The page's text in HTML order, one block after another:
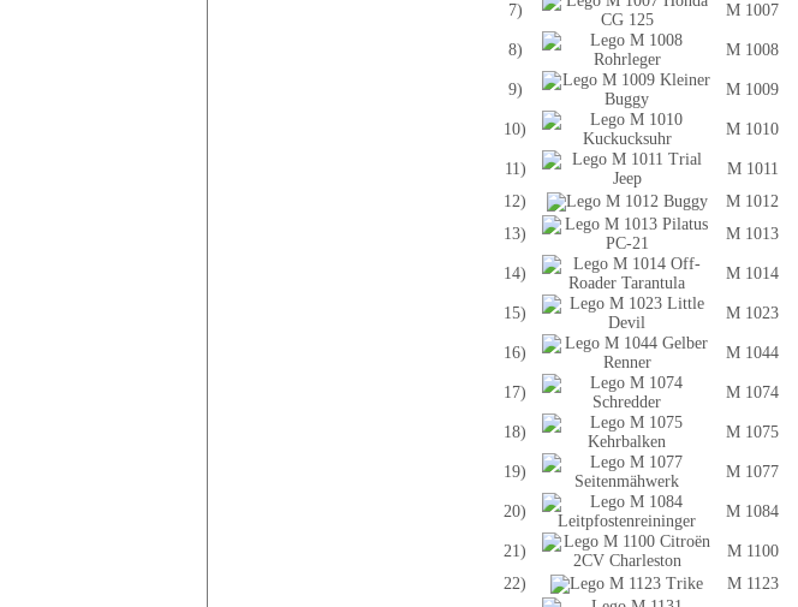
7) M 1007
8) M 1008
9) M 1009
10) M 1010
11) M 1011
12)
M 1012
13)
M 1013
14) M 1014
15) M 1023
16) M 1044
17) M 1074
18) M 1075
19) M 1077
20) M 1084
21) M 1100
22)
M 1123